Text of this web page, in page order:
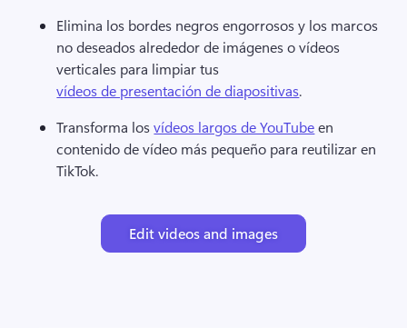
Elimina los bordes negros engorrosos y los marcos
no deseados alrededor de imágenes o vídeos
verticales para limpiar tus
vídeos de presentación de diapositivas.
Transforma los vídeos largos de YouTube en
contenido de vídeo más pequeño para reutilizar en
TikTok.
Edit videos and images